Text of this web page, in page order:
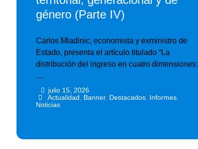
género (Parte IV)
Carlos Mladinic, economista y exministro de
Estado, presenta el artículo titulado “La
distribución del ingreso en cuatro dimensiones:
…
julio 15, 2026
Actualidad Banner, Destacados, Informes,
Noticias